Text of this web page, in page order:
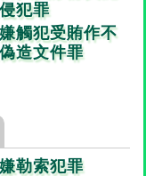
犯罪
觸犯受賄作不
造文件罪
勒索犯罪